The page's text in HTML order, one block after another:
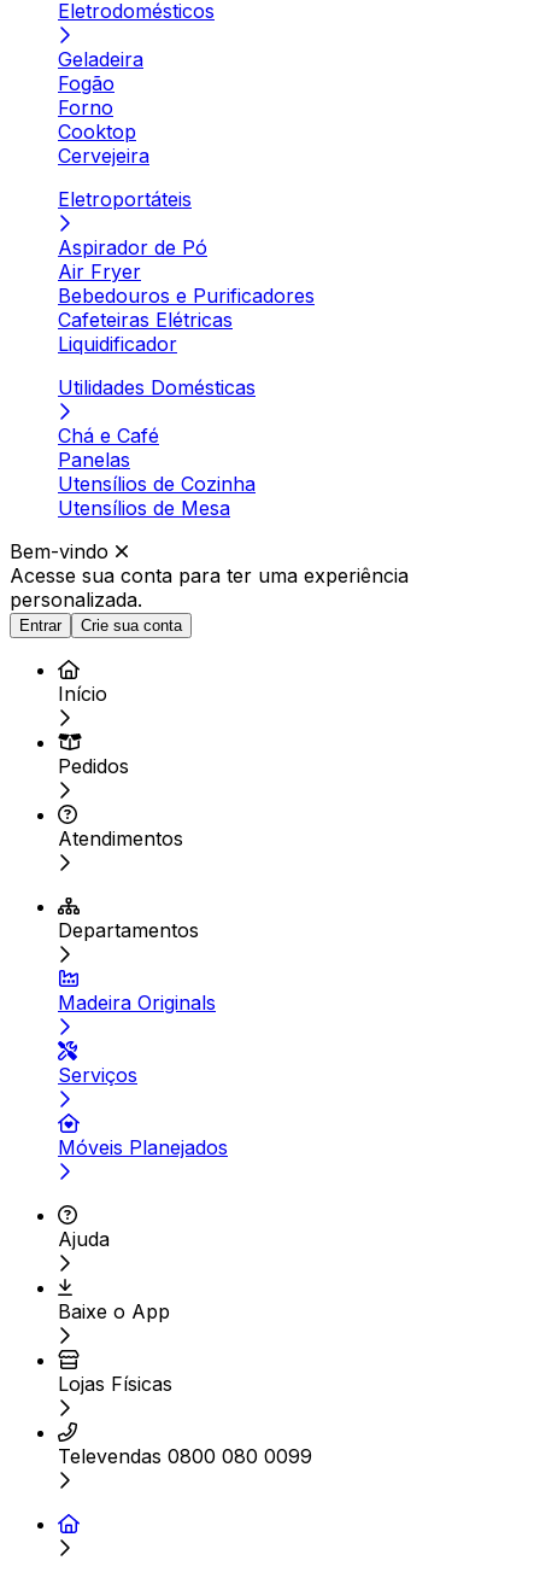
Eletrodomésticos
Geladeira
Fogão
Forno
Cooktop
Cervejeira
Eletroportáteis
Aspirador de Pó
Air Fryer
Bebedouros e Purificadores
Cafeteiras Elétricas
Liquidificador
Utilidades Domésticas
Chá e Café
Panelas
Utensílios de Cozinha
Utensílios de Mesa
Bem-vindo
Acesse sua conta para ter uma experiência
personalizada.
Entrar Crie sua conta
Início
Pedidos
Atendimentos
Departamentos
Madeira Originals
Serviços
Móveis Planejados
Ajuda
Baixe o App
Lojas Físicas
Televendas 0800 080 0099